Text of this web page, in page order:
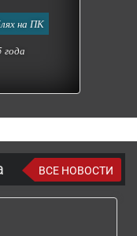
на ПК
года
ВСЕ НОВОСТИ